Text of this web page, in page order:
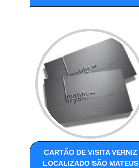
CARTÃO DE VISITA VERNIZ
LOCALIZADO SÃO MATEUS